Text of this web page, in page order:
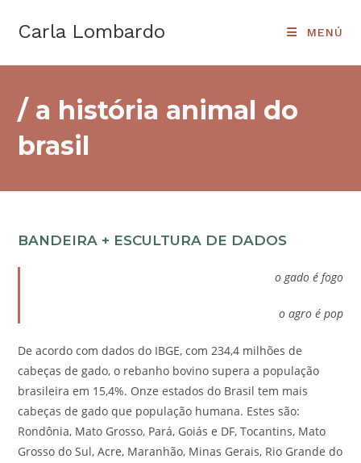
Carla Lombardo MENÚ
/ a história animal do
brasil
BANDEIRA + ESCULTURA DE DADOS
o gado é fogo
o agro é pop
De acordo com dados do IBGE, com 234,4 milhões de
cabeças de gado, o rebanho bovino supera a população
brasileira em 15,4%. Onze estados do Brasil tem mais
cabeças de gado que população humana. Estes são:
Rondônia, Mato Grosso, Pará, Goiás e DF, Tocantins, Mato
Grosso do Sul, Acre, Maranhão, Minas Gerais, Rio Grande do